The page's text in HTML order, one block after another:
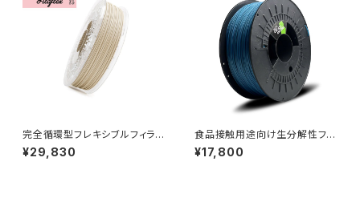
完全循環型フレキシブルフィラメ
ント『Balena Filaflex』
¥29,830
食品接触用途向け生分解性フィ
ラメント『NonOilen』
¥17,800